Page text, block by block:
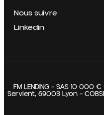
Nous suivre
Linkedin
FM LENDING – SAS 10 000
Servient, 69003 Lyon –